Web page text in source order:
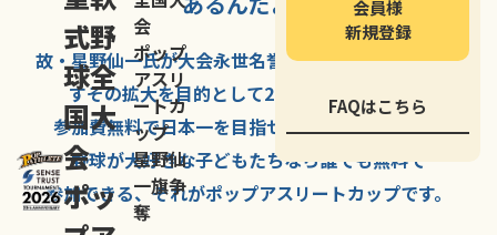
式野
球全
国大
会
ポッ
会
ポップ
アスリ
ートカ
ップ
星野仙
一旗争
奪
会員様
新規登録
FAQはこちら
故・星野仙一氏が大会永世名誉会長を務める、野球の
すその拡大を目的として2007年に
参加費無料で日本一を目指せる唯一の野球大会。
野球が大好きな子どもたちなら誰でも無料で
参加できる、それがポップアスリートカップです。